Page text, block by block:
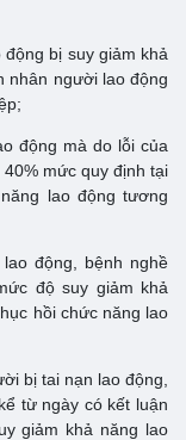
bị suy giảm khả
nhân người lao động
động mà do lỗi của
mức quy định tại
lao động tương
động, bệnh nghề
độ suy giảm khả
hồi chức năng lao
bị tai nạn lao động,
từ ngày có kết luận
giảm khả năng lao